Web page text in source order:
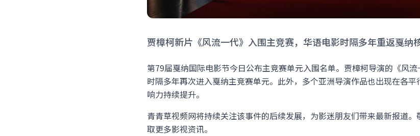
贾樟柯新片《风流一代》入围主竞赛，华语电影时隔多年重返戛纳
第79届戛纳国际电影节今日公布主竞赛单元入围名单。贾樟柯导演的《风
时隔多年再次进入戛纳主竞赛单元。此外，多个亚洲导演作品也出现在各
响力持续提升。
青青草视频网将持续关注该事件的后续发展，为影迷朋友们带来最新报道
取更多影视资讯。